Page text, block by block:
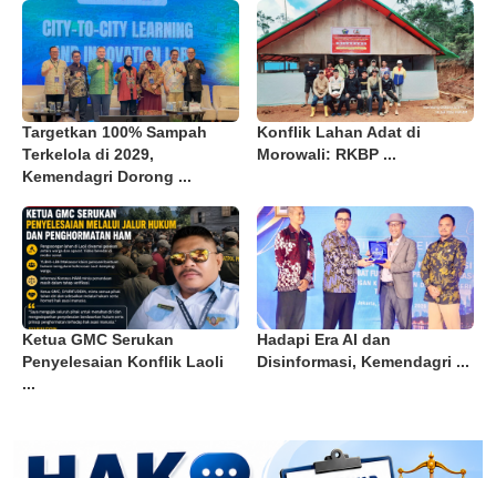
Targetkan 100% Sampah
Terkelola di 2029,
Kemendagri Dorong ...
Konflik Lahan Adat di
Morowali: RKBP ...
Ketua GMC Serukan
Penyelesaian Konflik Laoli
...
Hadapi Era AI dan
Disinformasi, Kemendagri ...